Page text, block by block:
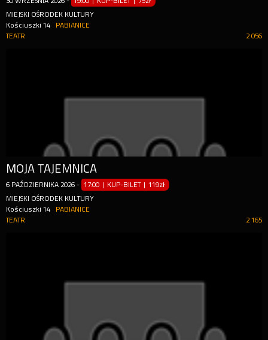
MIEJSKI OŚRODEK KULTURY
Kościuszki 14
PABIANICE
2 056
TEATR
MOJA TAJEMNICA
6 PAŹDZIERNIKA 2026 - 17:00 | KUP-BILET |119zł
MIEJSKI OŚRODEK KULTURY
Kościuszki 14
PABIANICE
2 165
TEATR